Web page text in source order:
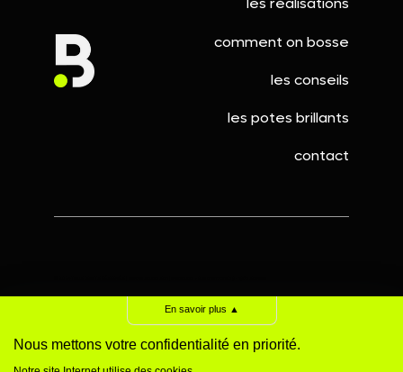
Votre logo généré par IA ne vous
appartient pas (et c'est un vrai
problème)
comment on bosse
les potes brillants
les conseils
contact
En savoir plus ▲
Nous mettons votre confidentialité en priorité.